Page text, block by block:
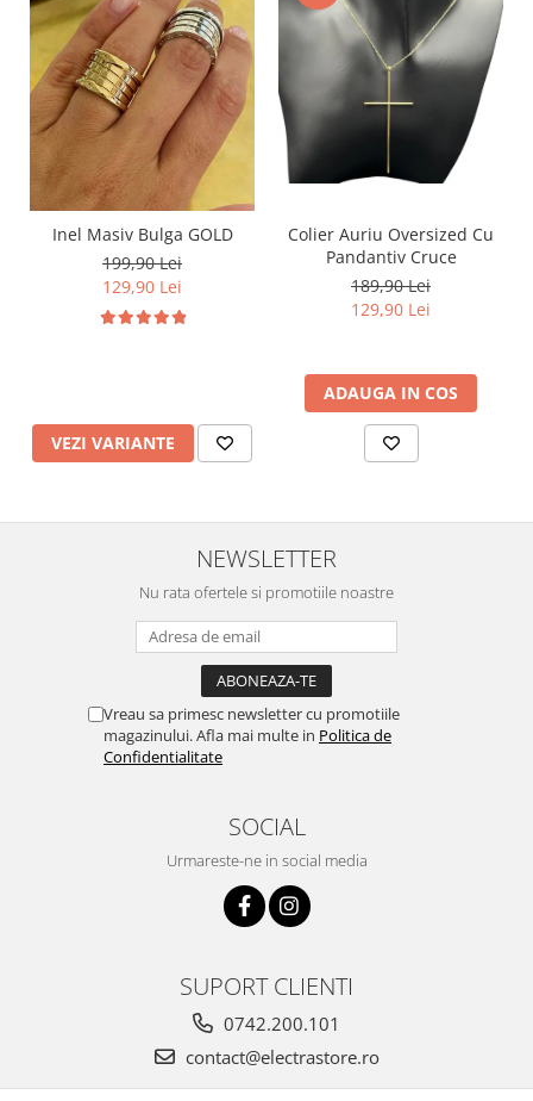
Inel Masiv Bulga GOLD
199,90 Lei
129,90 Lei
VEZI VARIANTE
Colier Auriu Oversized Cu
Pandantiv Cruce
189,90 Lei
129,90 Lei
ADAUGA IN COS
NEWSLETTER
Nu rata ofertele si promotiile noastre
Vreau sa primesc newsletter cu promotiile
magazinului. Afla mai multe in Politica de
Confidentialitate
SOCIAL
Urmareste-ne in social media
SUPORT CLIENTI
0742.200.101
contact@electrastore.ro